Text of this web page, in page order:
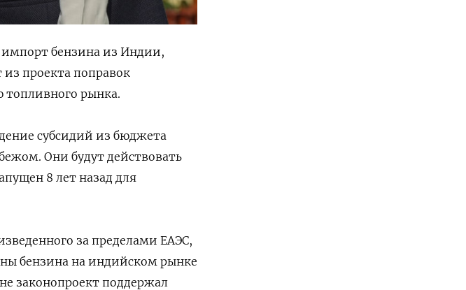
импорт бензина из Индии,
проекта поправок
топливного рынка.
субсидий из бюджета
Они будут действовать
8 лет назад для
за пределами ЕАЭС,
бензина на индийском рынке
законопроект поддержал